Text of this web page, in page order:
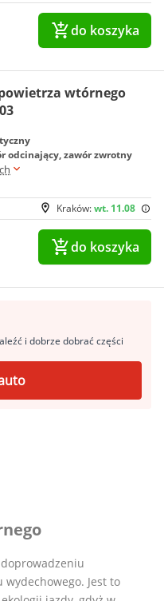
do koszyka
wtórnego
odcinający, zawór zwrotny
Kraków:wt. 11.08
do koszyka
i dobrze dobrać części
Jest to